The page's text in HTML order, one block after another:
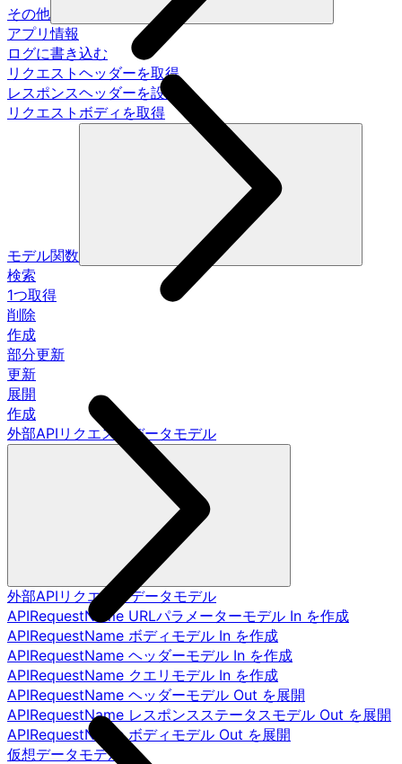
その他
アプリ情報
ログに書き込む
リクエストヘッダーを取得
レスポンスヘッダーを設定
リクエストボディを取得
モデル関数
検索
1つ取得
削除
作成
部分更新
更新
展開
作成
外部APIリクエストデータモデル
外部APIリクエストデータモデル
APIRequestName URLパラメーターモデル In を作成
APIRequestName ボディモデル In を作成
APIRequestName ヘッダーモデル In を作成
APIRequestName クエリモデル In を作成
APIRequestName ヘッダーモデル Out を展開
APIRequestName レスポンスステータスモデル Out を展開
APIRequestName ボディモデル Out を展開
仮想データモデル